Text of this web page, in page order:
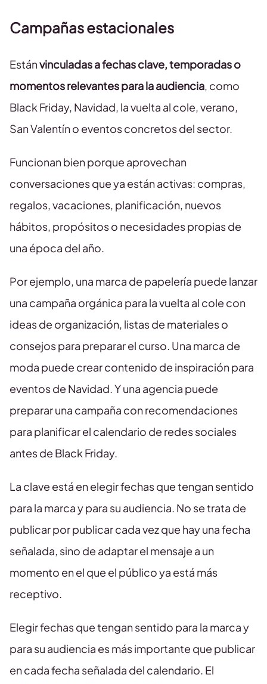
Campañas estacionales
Estánvinculadas a fechas clave, temporadas o
momentos relevantes para la audiencia, como
Black Friday, Navidad, la vuelta al cole, verano,
San Valentín o eventos concretos del sector.
Funcionan bien porque aprovechan
conversaciones que ya están activas: compras,
regalos, vacaciones, planificación, nuevos
hábitos, propósitos o necesidades propias de
una época del año.
Por ejemplo, una marca de papelería puede lanzar
una campaña orgánica para la vuelta al cole con
ideas de organización, listas de materiales o
consejos para preparar el curso. Una marca de
moda puede crear contenido de inspiración para
eventos de Navidad. Y una agencia puede
preparar una campaña con recomendaciones
para planificar el calendario de redes sociales
antes de Black Friday.
La clave está en elegir fechas que tengan sentido
para la marca y para su audiencia. No se trata de
publicar por publicar cada vez que hay una fecha
señalada, sino de adaptar el mensaje a un
momento en el que el público ya está más
receptivo.
Elegir fechas que tengan sentido para la marca y
para su audiencia es más importante que publicar
en cada fecha señalada del calendario. El